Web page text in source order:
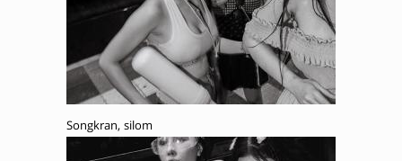
Songkran, silom